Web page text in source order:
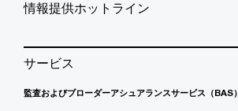
情報提供ホットライン
サービス
監査およびブローダーアシュアランスサービス（BAS）